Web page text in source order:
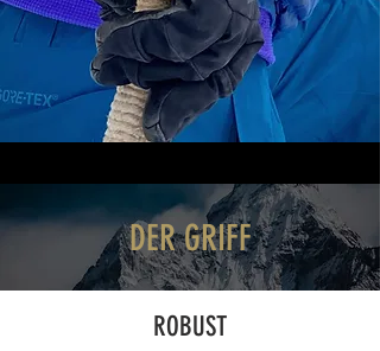
DER GRIFF
ROBUST